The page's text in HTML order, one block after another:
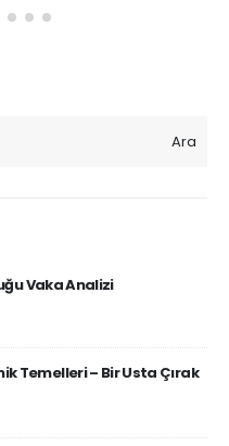
Ara
Vaka Analizi
Temelleri – Bir Usta Çırak